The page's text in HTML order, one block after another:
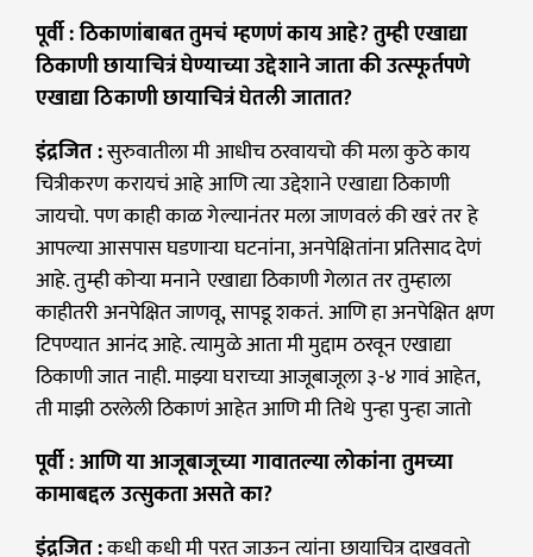
पूर्वी : ठिकाणांबाबत तुमचं म्हणणं काय आहे? तुम्ही एखाद्या
ठिकाणी छायाचित्रं घेण्याच्या उद्देशाने जाता की उत्स्फूर्तपणे
एखाद्या ठिकाणी छायाचित्रं घेतली जातात?
इंद्रजित:सुरुवातीला मी आधीच ठरवायचो की मला कुठे काय
चित्रीकरण करायचं आहे आणि त्या उद्देशाने एखाद्या ठिकाणी
जायचो. पण काही काळ गेल्यानंतर मला जाणवलं की खरं तर हे
आपल्या आसपास घडणाऱ्या घटनांना, अनपेक्षितांना प्रतिसाद देणं
आहे. तुम्ही कोर्‍या मनाने एखाद्या ठिकाणी गेलात तर तुम्हाला
काहीतरी अनपेक्षित जाणवू, सापडू शकतं. आणि हा अनपेक्षित क्षण
टिपण्यात आनंद आहे. त्यामुळे आता मी मुद्दाम ठरवून एखाद्या
ठिकाणी जात नाही. माझ्या घराच्या आजूबाजूला ३-४ गावं आहेत,
ती माझी ठरलेली ठिकाणं आहेत आणि मी तिथे पुन्हा पुन्हा जातो
पूर्वी : आणि या आजूबाजूच्या गावातल्या लोकांना तुमच्या
कामाबद्दल उत्सुकता असते का?
इंद्रजित:कधी कधी मी परत जाऊन त्यांना छायाचित्र दाखवतो